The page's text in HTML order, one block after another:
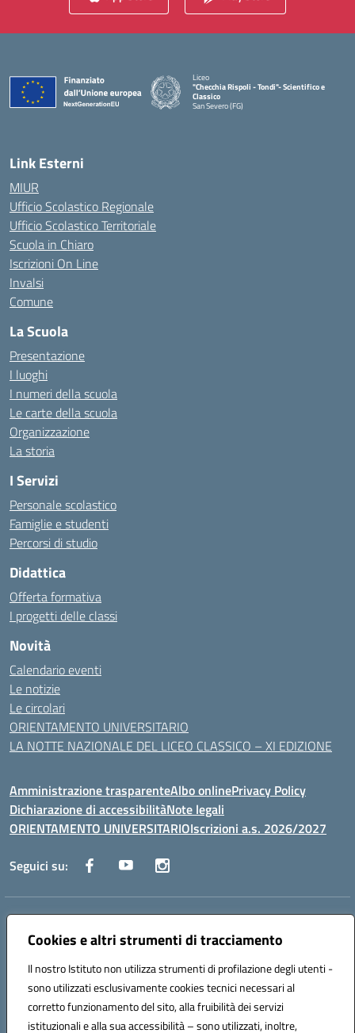
Cookies e altri strumenti di tracciamento
Il nostro Istituto non utilizza strumenti di profilazione degli utenti -
sono utilizzati esclusivamente cookies tecnici necessari al
corretto funzionamento del sito, alla fruibilità dei servizi
istituzionali e alla sua accessibilità – sono utilizzati, inoltre,
Liceo
"Checchia Rispoli - Tondi"- Scientifico e
Classico
San Severo (FG)
Link Esterni
MIUR
Ufficio Scolastico Regionale
Ufficio Scolastico Territoriale
Scuola in Chiaro
Iscrizioni On Line
Invalsi
Comune
La Scuola
Presentazione
I luoghi
I numeri della scuola
Le carte della scuola
Organizzazione
La storia
I Servizi
Personale scolastico
Famiglie e studenti
Percorsi di studio
Didattica
Offerta formativa
I progetti delle classi
Novità
Calendario eventi
Le notizie
Le circolari
ORIENTAMENTO UNIVERSITARIO
LA NOTTE NAZIONALE DEL LICEO CLASSICO – XI EDIZIONE
Amministrazione trasparenteAlbo onlinePrivacy Policy
Dichiarazione di accessibilitàNote legali
ORIENTAMENTO UNIVERSITARIOIscrizioni a.s. 2026/2027
Seguici su:
Indirizzo:
Centralino:0882 331218 Email:fgps210002@istruzione.it
Codice fiscale: 93071630714
Codice meccanografico:
FGPS210002
Codice unico di fatturazione (CUF): UF7W9K